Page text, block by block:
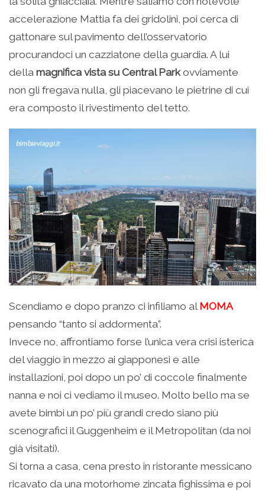
accelerazione Mattia fa dei gridolini, poi cerca di
gattonare sul pavimento dell’osservatorio
procurandoci un cazziatone della guardia. A lui
della magnifica vista su Central Parkovviamente
non gli fregava nulla, gli piacevano le pietrine di cui
era composto il rivestimento del tetto.
Scendiamo e dopo pranzo ci infiliamo al MOMA
pensando “tanto si addormenta”.
Invece no, affrontiamo forse l’unica vera crisi isterica
del viaggio in mezzo ai giapponesi e alle
installazioni, poi dopo un po’ di coccole finalmente
nanna e noi ci vediamo il museo. Molto bello ma se
avete bimbi un po’ più grandi credo siano più
scenografici il Guggenheim e il Metropolitan (da noi
già visitati).
Si torna a casa, cena presto in ristorante messicano
ricavato da una motorhome zincata fighissima e poi